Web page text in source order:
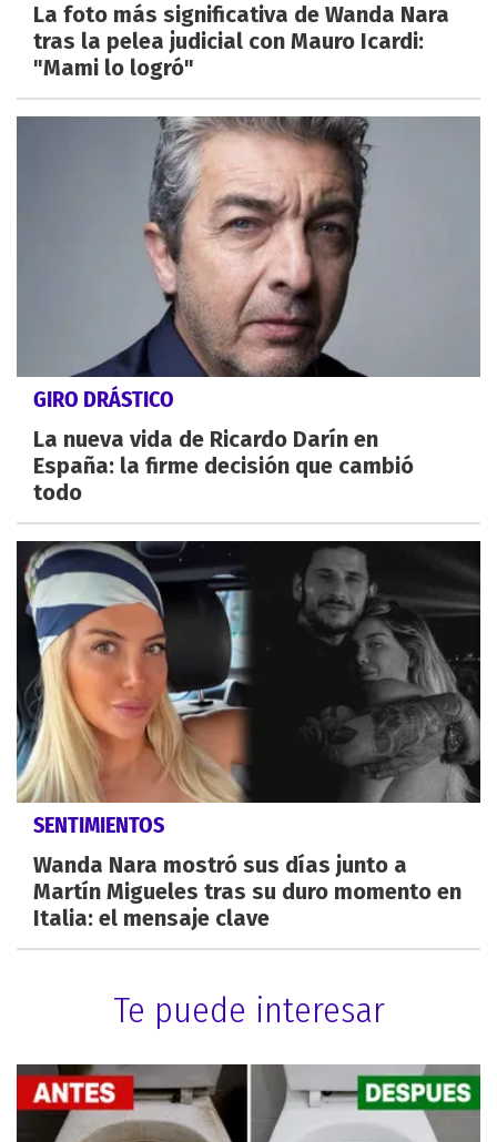
La foto más significativa de Wanda Nara
tras la pelea judicial con Mauro Icardi:
"Mami lo logró"
GIRO DRÁSTICO
La nueva vida de Ricardo Darín en
España: la firme decisión que cambió
todo
SENTIMIENTOS
Wanda Nara mostró sus días junto a
Martín Migueles tras su duro momento en
Italia: el mensaje clave
Te puede interesar